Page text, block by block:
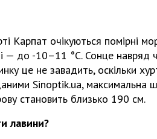
Карпат очікуються помірні
— до -10–11 °С. Сонце навряд
це не завадить, оскільки
Sinoptik.ua, максимальна
становить близько 190 см.
лавини?